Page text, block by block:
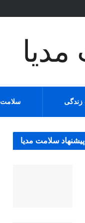
سلامت
پیشنهاد سلامت مدیا